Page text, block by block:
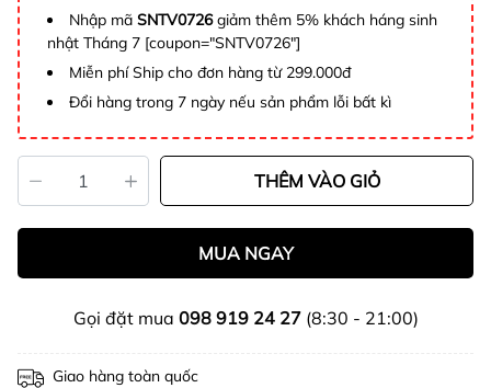
Nhập mã SNTV0726giảm thêm 5% khách háng sinh
nhật Tháng 7 [coupon="SNTV0726"]
Miễn phí Ship cho đơn hàng từ 299.000đ
Đổi hàng trong 7 ngày nếu sản phẩm lỗi bất kì
THÊM VÀO GIỎ
MUA NGAY
Gọi đặt mua 098 919 24 27(8:30 - 21:00)
Giao hàng toàn quốc